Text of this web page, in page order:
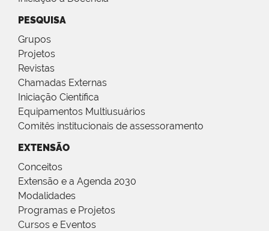
PESQUISA
Grupos
Projetos
Revistas
Chamadas Externas
Iniciação Científica
Equipamentos Multiusuários
Comitês institucionais de assessoramento
EXTENSÃO
Conceitos
Extensão e a Agenda 2030
Modalidades
Programas e Projetos
Cursos e Eventos